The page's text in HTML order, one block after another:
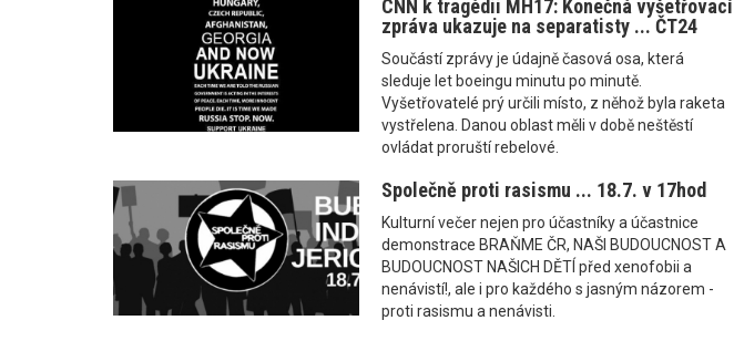
CNN k tragédii MH17: Konečná vyšetřovací
zpráva ukazuje na separatisty ... ČT24
Součástí zprávy je údajně časová osa, která
sleduje let boeingu minutu po minutě.
Vyšetřovatelé prý určili místo, z něhož byla raketa
vystřelena. Danou oblast měli v době neštěstí
ovládat proruští rebelové.
Společně proti rasismu ... 18.7. v 17hod
Kulturní večer nejen pro účastníky a účastnice
demonstrace BRAŇME ČR, NAŠI BUDOUCNOST A
BUDOUCNOST NAŠICH DĚTÍ před xenofobii a
nenávistí!, ale i pro každého s jasným názorem -
proti rasismu a nenávisti.